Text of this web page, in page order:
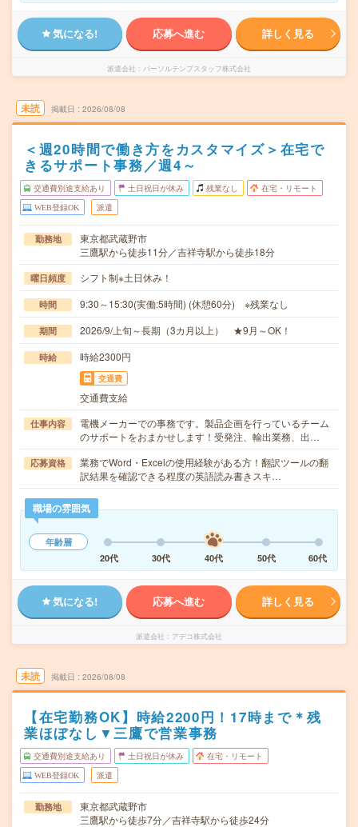
気になる! 応募へ進む 詳しく見る
派遣会社 パーソルテンプスタッフ株式会社
未読 掲載日 2026/08/08
＜週20時間で働き方をカスタマイズ＞在宅で
きるサポート事務／週4～
交通費別途支給あり 土日祝日が休み 残業なし 在宅・リモート
WEB登録OK 派遣
勤務地
東京都武蔵野市
三鷹駅から徒歩11分／吉祥寺駅から徒歩18分
曜日頻度 シフト制※土日休み！
時間 9:30～15:30(実働:5時間) (休憩60分) ※残業なし
期間 2026/9/上旬～長期（3カ月以上） ★9月～OK！
時給 時給2300円
交通費
交通費支給
仕事内容
電機メーカーでの事務です。製品企画を行っているチーム
のサポートをおまかせします！受発注、輸出業務、出…
応募資格
業務でWord・Excelの使用経験がある方！翻訳ツールの翻
訳結果を確認できる程度の英語読み書きスキ…
職場の雰囲気
年齢層
20代
30代 40代 50代 60代
気になる! 応募へ進む 詳しく見る
派遣会社 アデコ株式会社
未読 掲載日 2026/08/08
【在宅勤務OK】時給2200円！17時まで＊残
業ほぼなし▼三鷹で営業事務
交通費別途支給あり 土日祝日が休み 在宅・リモート
WEB登録OK 派遣
勤務地
東京都武蔵野市
三鷹駅から徒歩7分／吉祥寺駅から徒歩24分